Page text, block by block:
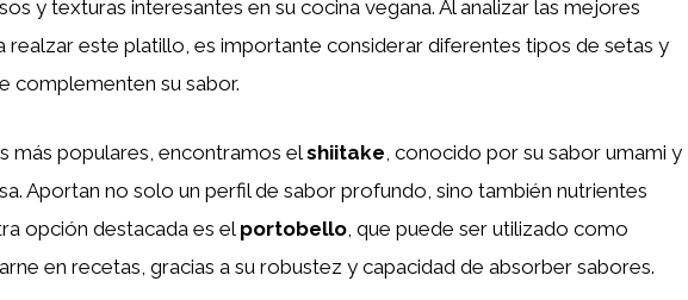
y texturas interesantes en su cocina vegana. Al analizar las mejores
realzar este platillo, es importante considerar diferentes tipos de setas y
complementen su sabor.
más populares, encontramos elshiitake , conocido por su sabor umami y
Aportan no solo un perfil de sabor profundo, sino también nutrientes
opción destacada es el portobello , que puede ser utilizado como
en recetas, gracias a su robustez y capacidad de absorber sabores.